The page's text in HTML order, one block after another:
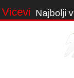
Vicevi Najbolji